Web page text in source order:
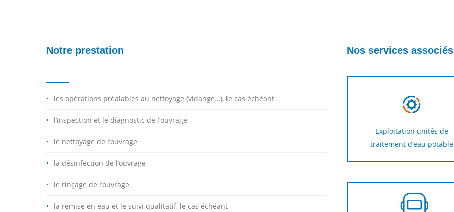
Notre prestation
les opérations préalables au nettoyage (vidange…), le cas échéant
l’inspection et le diagnostic de l’ouvrage
le nettoyage de l’ouvrage
la désinfection de l’ouvrage
le rinçage de l’ouvrage
la remise en eau et le suivi qualitatif, le cas échéant
Nos services associés
Exploitation unités de
traitement d’eau potable